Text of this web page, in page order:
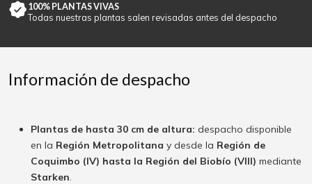
100% PLANTAS VIVAS
Todas nuestras plantas salen revisadas antes del despacho
Información de despacho
Plantas de hasta 30 cm de altura: despacho disponible
en la Región Metropolitana y desde la Región de
Coquimbo (IV) hasta la Región del Biobío (VIII) mediante
Starken.